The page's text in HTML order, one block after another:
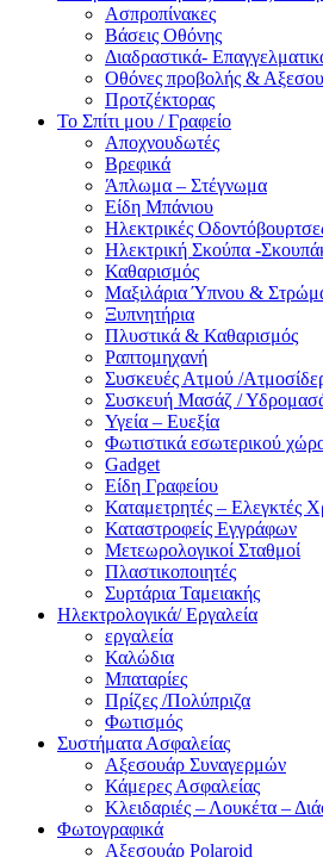
Ασπροπίνακες
Βάσεις Οθόνης
Διαδραστικά-
Οθόνες προβολής &
Προτζέκτορας
Το Σπίτι μου / Γραφείο
Αποχνουδωτές
Βρεφικά
Άπλωμα – Στέγνωμα
Είδη Μπάνιου
Ηλεκτρικές
Ηλεκτρική Σκούπα -
Καθαρισμός
Μαξιλάρια Ύπνου &
Ξυπνητήρια
Πλυστικά & Καθαρισμός
Ραπτομηχανή
Συσκευές Ατμού /
Συσκευή Μασάζ /
Υγεία – Ευεξία
Φωτιστικά εσωτερικού
Gadget
Είδη Γραφείου
Καταμετρητές – Ελεγκτές
Καταστροφείς Εγγράφων
Μετεωρολογικοί Σταθμοί
Πλαστικοποιητές
Συρτάρια Ταμειακής
Ηλεκτρολογικά/ Εργαλεία
εργαλεία
Καλώδια
Μπαταρίες
Πρίζες /Πολύπριζα
Φωτισμός
Συστήματα Ασφαλείας
Αξεσουάρ Συναγερμών
Κάμερες Ασφαλείας
Κλειδαριές – Λουκέτα –
Φωτογραφικά
Αξεσουάρ Polaroid